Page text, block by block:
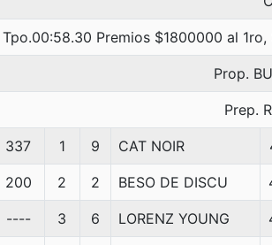
Tpo.00:58.30 Premios $1800000 al
Prop.
Prep.
337 1 9 CAT NOIR
200 2 2 BESO DE DISCU
---- 3 6 LORENZ YOUNG